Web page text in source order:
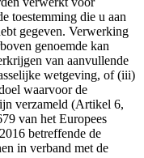
toestemming die u aan
gegeven. Verwerking
genoemde kan
van aanvullende
wetgeving, of (iii)
waarvoor de
verzameld (Artikel 6,
van het Europees
betreffende de
in verband met de